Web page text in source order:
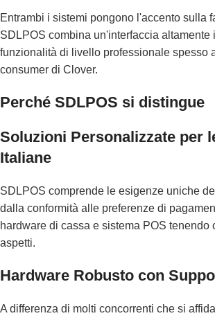
Entrambi i sistemi pongono l'accento sulla
SDLPOS combina un'interfaccia altamente
funzionalità di livello professionale spesso
consumer di Clover.
Perché SDLPOS si distingue
Soluzioni Personalizzate per
Italiane
SDLPOS comprende le esigenze uniche
dalla conformità alle preferenze di
hardware di cassa e sistema POS tenendo
aspetti.
Hardware Robusto con
A differenza di molti concorrenti che si